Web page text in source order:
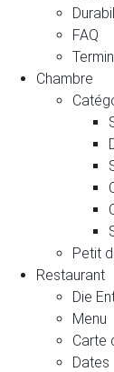
FAQ
Chambre
Petit
Restaurant
Die
Menu
Carte
Dates